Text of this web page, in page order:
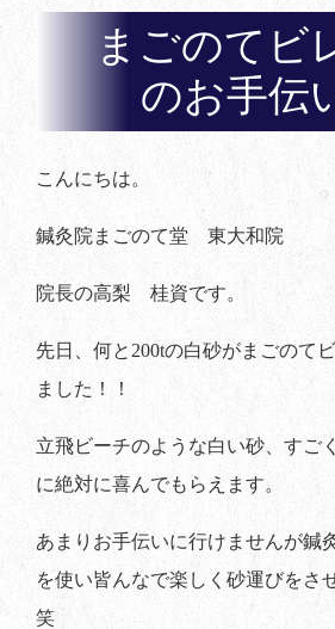
まごのてビ
のお手伝
こんにちは。
鍼灸院まごのて堂 東大和院
院長の高梨 桂資です。
先日、何と200tの白砂がまごのて
ました！！
立飛ビーチのような白い砂、すご
に絶対に喜んでもらえます。
あまりお手伝いに行けませんが鍼
を使い皆んなで楽しく砂運びをさ
笑